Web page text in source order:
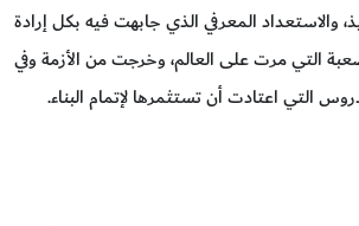
والاستعداد المعرفي الذي جابهت فيه بكل إرادة
التي مرت على العالم، وخرجت من الأزمة وفي
التي اعتادت أن تستثمرها لإتمام البناء.